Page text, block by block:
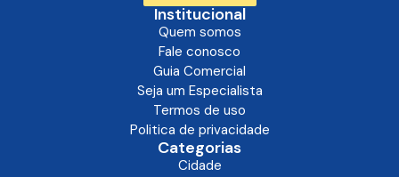
Institucional
Quem somos
Fale conosco
Guia Comercial
Seja um Especialista
Termos de uso
Politica de privacidade
Categorias
Cidade